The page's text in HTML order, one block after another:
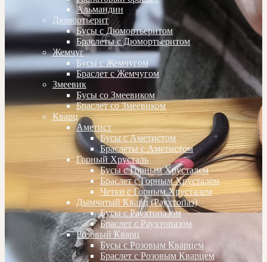
Альмандин
Дюмортьерит
Бусы с Дюмортьеритом
Браслеты с Дюмортьеритом
Жемчуг
Бусы с Жемчугом
Браслет с Жемчугом
Змеевик
Бусы со Змеевиком
Браслет со Змеевиком
Кварц
Аметист
Бусы с Аметистом
Браслеты с Аметистом
Горный Хрусталь
Бусы с Горным Хрусталем
Браслет с Горным Хрусталем
Четки с Горным Хрусталем
Дымчатый Кварц (Раухтопаз)
Бусы с Раухтопазом
Браслет с Раухтопазом
Розовый Кварц
Бусы с Розовым Кварцем
Браслет с Розовым Кварцем